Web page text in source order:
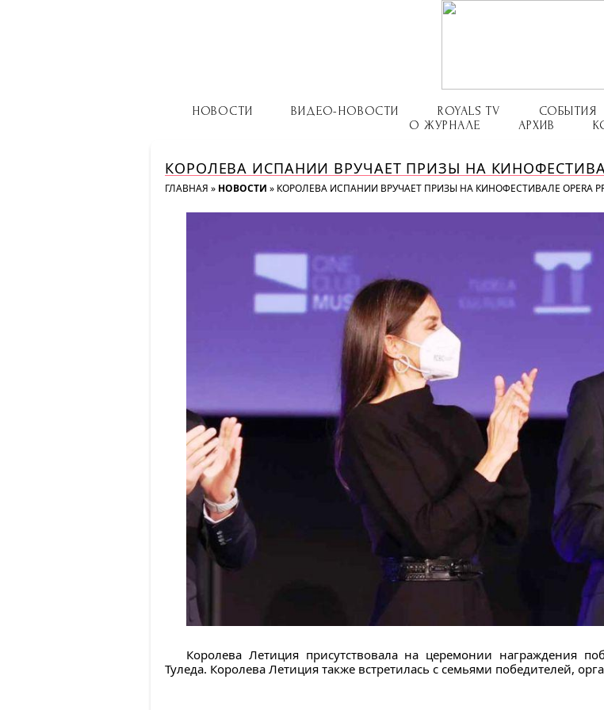
НОВОСТИ ВИДЕО-НОВОСТИ ROYALS TV СОБЫТИЯ
О ЖУРНАЛЕ
АРХИВ
КОРОЛЕВА ИСПАНИИ ВРУЧАЕТ ПРИЗЫ НА
ГЛАВНАЯ » НОВОСТИ » КОРОЛЕВА ИСПАНИИ ВРУЧАЕТ ПРИЗЫ НА КИНОФЕСТИВАЛЕ OPERA
Королева Летиция присутствовала на церемонии награждения
Туледа. Королева Летиция также встретилась с семьями победителей,